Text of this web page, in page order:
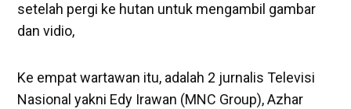
setelah pergi ke hutan untuk mengambil gambar
dan vidio,
Ke empat wartawan itu, adalah 2 jurnalis Televisi
Nasional yakni Edy Irawan (MNC Group), Azhar